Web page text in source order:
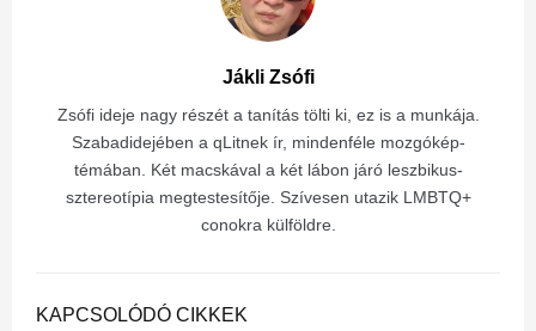
Jákli Zsófi
Zsófi ideje nagy részét a tanítás tölti ki, ez is a munkája.
Szabadidejében a qLitnek ír, mindenféle mozgókép-
témában. Két macskával a két lábon járó leszbikus-
sztereotípia megtestesítője. Szívesen utazik LMBTQ+
conokra külföldre.
KAPCSOLÓDÓ CIKKEK